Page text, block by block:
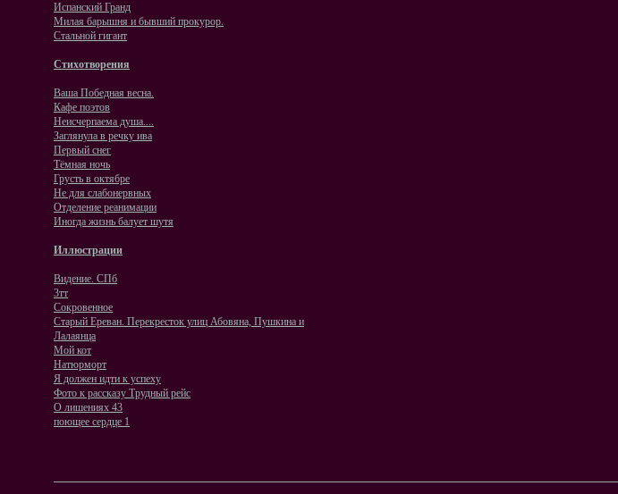
Испанский Гранд
Милая барышня и бывший прокурор.
Стальной гигант
Стихотворения
Ваша Победная весна.
Кафе поэтов
Неисчерпаема душа....
Заглянула в речку ива
Первый снег
Тёмная ночь
Грусть в октябре
Не для слабонервных
Отделение реанимации
Иногда жизнь балует шутя
Иллюстрации
Видение. СПб
3тт
Сокровенное
Старый Ереван. Перекресток улиц Абовяна, Пушкина и
Лалаянца
Мой кот
Натюрморт
Я должен идти к успеху
Фото к рассказу Трудный рейс
О лишениях 43
поющее сердце 1